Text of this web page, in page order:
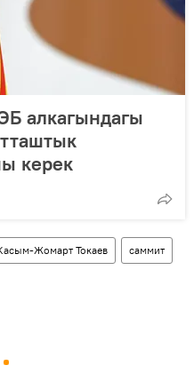
алкагындагы
керек
Жомарт Токаев саммит